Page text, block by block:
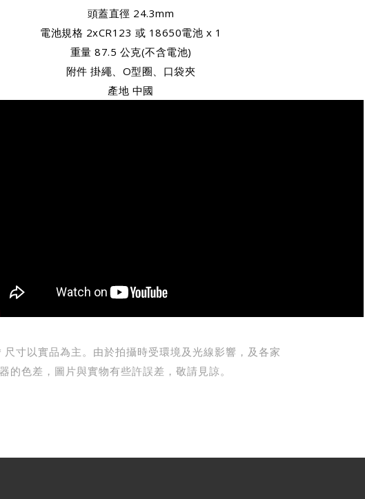
頭蓋直徑 24.3mm
電池規格 2xCR123 或 18650電池 x 1
重量 87.5 公克(不含電池)
附件 掛繩、O型圈、口袋夾
產地 中國
尺寸以實品為主。由於拍攝時受環境及光線影響，及各家
的色差，圖片與實物有些許誤差，敬請見諒。